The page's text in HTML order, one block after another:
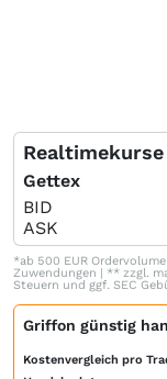
Realtimekurse
Gettex
BID
ASK
*ab 500 EUR
Zuwendungen | ** zzgl.
Steuern und ggf. SEC
Griffon günstig
Kostenvergleich pro